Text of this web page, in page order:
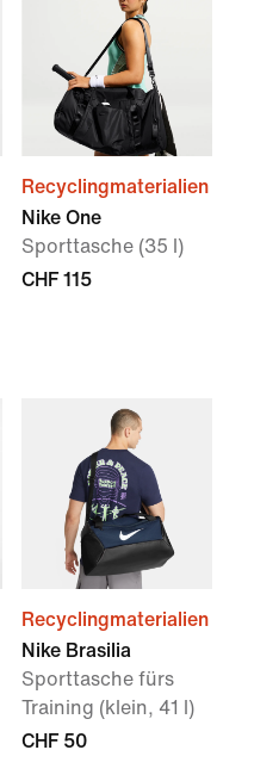
Recyclingmaterialien
Nike One
Sporttasche (35 l)
CHF 115
Recyclingmaterialien
Nike Brasilia
Sporttasche fürs
Training (klein, 41 l)
CHF 50